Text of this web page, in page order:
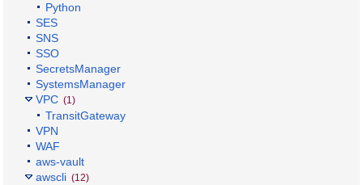
Python
SES
SNS
SSO
SecretsManager
SystemsManager
VPC (1)
TransitGateway
VPN
WAF
aws-vault
awscli (12)